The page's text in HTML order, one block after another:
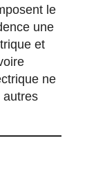
le
une
et
ne
autres